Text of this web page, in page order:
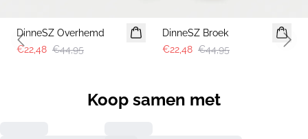
DinneSZ Overhemd
€22,48 €44,95
DinneSZ Broek
€22,48 €44,95
Previous slide
Koop samen met